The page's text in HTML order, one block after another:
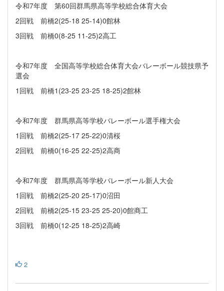
令和7年度 第60回群馬県高等学校総合体育大会
2回戦 前橋2(25-18 25-14)0館林
3回戦 前橋0(8-25 11-25)2高工
令和7年度 全国高等学校総合体育大会バレーボール競技県予
選会
1回戦 前橋1(23-25 23-25 18-25)2館林
令和7年度 群馬県高等学校バレーボール選手権大会
1回戦 前橋2(25-17 25-22)0清桜
2回戦 前橋0(16-25 22-25)2高商
令和7年度 群馬県高等学校バレーボール新人大会
1回戦 前橋2(25-20 25-17)0沼田
2回戦 前橋2(25-15 23-25 25-20)0館商工
3回戦 前橋0(12-25 18-25)2高崎
2